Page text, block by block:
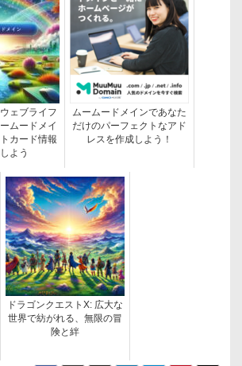
ェブライフ
ムードメイ
カード情報
よう
ムームードメインであなた
だけのパーフェクトなアド
レスを作成しよう！
ドラゴンクエストX: 広大な
世界で紡がれる、無限の冒
険と絆